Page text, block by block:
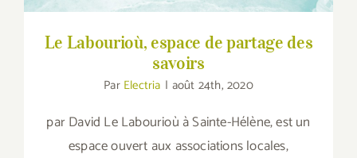
Le Labourioù, espace de partage des
savoirs
Par Electria | août 24th, 2020
par David Le Labourioù à Sainte-Hélène, est un
espace ouvert aux associations locales,